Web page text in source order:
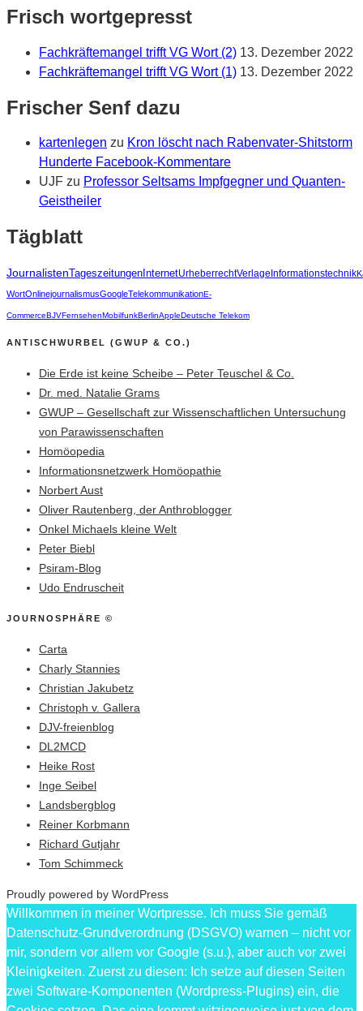
Frisch wortgepresst
Fachkräftemangel trifft VG Wort (2) 13. Dezember 2022
Fachkräftemangel trifft VG Wort (1) 13. Dezember 2022
Frischer Senf dazu
kartenlegen zu Kron löscht nach Rabenvater-Shitstorm
Hunderte Facebook-Kommentare
UJF zu Professor Seltsams Impfgegner und Quanten-
Geistheiler
Tägblatt
JournalistenTageszeitungen InternetUrheberrechtVerlage Informationstechnik
WortOnlinejournalismusGoogleTelekommunikationE-
CommerceBJVFernsehenMobilfunkBerlinAppleDeutsche Telekom
ANTISCHWURBEL (GWUP & CO.)
Die Erde ist keine Scheibe – Peter Teuschel & Co.
Dr. med. Natalie Grams
GWUP – Gesellschaft zur Wissenschaftlichen Untersuchung
von Parawissenschaften
Homöopedia
Informationsnetzwerk Homöopathie
Norbert Aust
Oliver Rautenberg, der Anthroblogger
Onkel Michaels kleine Welt
Peter Biebl
Psiram-Blog
Udo Endruscheit
JOURNOSPHÄRE ©
Carta
Charly Stannies
Christian Jakubetz
Christoph v. Gallera
DJV-freienblog
DL2MCD
Heike Rost
Inge Seibel
Landsbergblog
Reiner Korbmann
Richard Gutjahr
Tom Schimmeck
Proudly powered by WordPress
Willkommen in meiner Wortpresse. Ich muss Sie gemäß
Datenschutz-Grundverordnung (DSGVO) warnen – nicht vor
mir, sondern vor allem vor Google (s.u.), aber auch vor zwei
Kleinigkeiten. Zuerst zu diesen: Ich setze auf diesen Seiten
zwei Software-Komponenten (Wordpress-Plugins) ein, die